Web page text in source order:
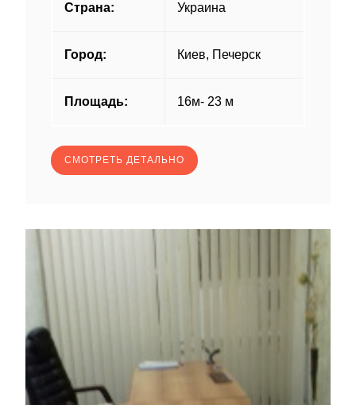
Страна: Украина
Город: Киев, Печерск
Площадь: 16м- 23 м
СМОТРЕТЬ ДЕТАЛЬНО